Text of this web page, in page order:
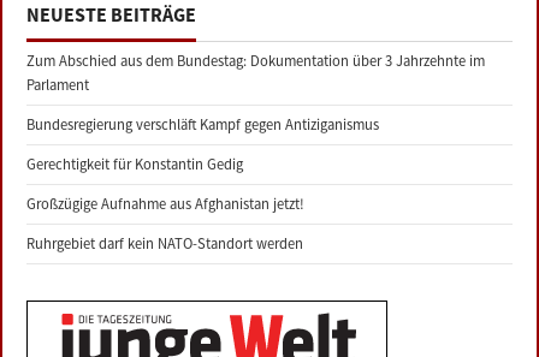
NEUESTE BEITRÄGE
Zum Abschied aus dem Bundestag: Dokumentation über 3 Jahrzehnte im
Parlament
Bundesregierung verschläft Kampf gegen Antiziganismus
Gerechtigkeit für Konstantin Gedig
Großzügige Aufnahme aus Afghanistan jetzt!
Ruhrgebiet darf kein NATO-Standort werden